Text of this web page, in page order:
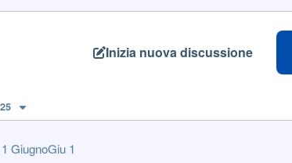
Inizia nuova discussione
1 GiugnoGiu 1